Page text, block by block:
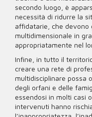
secondo luogo, è
necessità di ridurre la
affidatarie, che
multidimensionale in
appropriatamente nel
Infine, in tutto il
creare una rete di
multidisciplinare possa
degli orfani e delle
essendosi in molti casi
intervenuti hanno